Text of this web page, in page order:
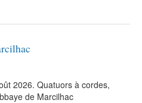
2026. Quatuors à cordes,
de Marcilhac